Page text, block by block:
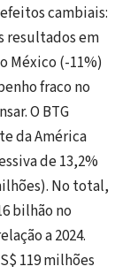
cambiais:
resultados em
México (-11%)
fraco no
O BTG
da América
de 13,2%
No total,
bilhão no
a 2024.
119 milhões